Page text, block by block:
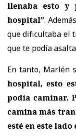
llenaba esto y
hospital”.
que dificultaba el
que te podía
En tanto, Marlén
hospital, esto
podía caminar.
camina más
esté en este